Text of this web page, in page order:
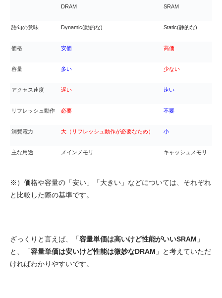
DRAM SRAM
語句の意味 Dynamic(動的な) Static(静的な)
価格 安価 高価
容量 多い 少ない
アクセス速度 遅い 速い
リフレッシュ動作 必要 不要
消費電力 大（リフレッシュ動作が必要なため） 小
主な用途 メインメモリ キャッシュメモリ
※）価格や容量の「安い」「大きい」などについては、それぞれ
と比較した際の基準です。
ざっくりと言えば、「容量単価は高いけど性能がいいSRAM 」
と、「容量単価は安いけど性能は微妙なDRAM 」と考えていただ
ければわかりやすいです。